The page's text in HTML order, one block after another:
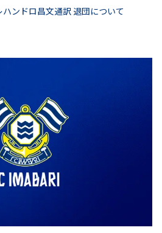
ハンドロ昌文通訳 退団について